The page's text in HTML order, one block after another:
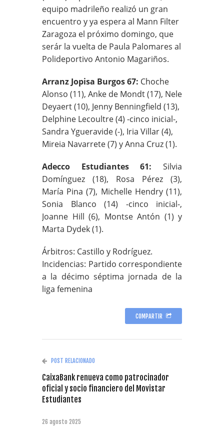
equipo madrileño realizó un gran
encuentro y ya espera al Mann Filter
Zaragoza el próximo domingo, que
serár la vuelta de Paula Palomares al
Polideportivo Antonio Magariños.
Arranz Jopisa Burgos 67: Choche
Alonso (11), Anke de Mondt (17), Nele
Deyaert (10), Jenny Benningfield (13),
Delphine Lecoultre (4) -cinco inicial-,
Sandra Ygueravide (-), Iria Villar (4),
Mireia Navarrete (7) y Anna Cruz (1).
Adecco Estudiantes 61: Silvia
Domínguez (18), Rosa Pérez (3),
María Pina (7), Michelle Hendry (11),
Sonia Blanco (14) -cinco inicial-,
Joanne Hill (6), Montse Antón (1) y
Marta Dydek (1).
Árbitros: Castillo y Rodríguez.
Incidencias: Partido correspondiente
a la décimo séptima jornada de la
liga femenina
COMPARTIR
POST RELACIONADO
CaixaBank renueva como patrocinador
oficial y socio financiero del Movistar
Estudiantes
26 agosto 2025